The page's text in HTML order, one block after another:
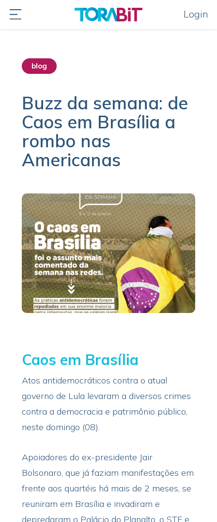
Login
blog
Buzz da semana: de
Caos em Brasília a
rombo nas
Americanas
Caos em Brasília
Atos antidemocráticos contra o atual
governo de Lula levaram a diversos crimes
contra a democracia e patrimônio público,
neste domingo (08).
Apoiadores do ex-presidente Jair
Bolsonaro, que já faziam manifestações em
frente aos quartéis há mais de 2 meses, se
reuniram em Brasília e invadiram e
depredaram o Palácio do Planalto, o STF e